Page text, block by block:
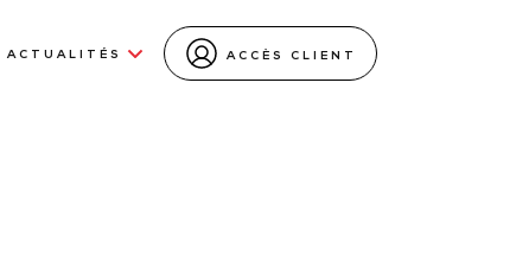
ACTUALITÉS ACCÈS CLIENT